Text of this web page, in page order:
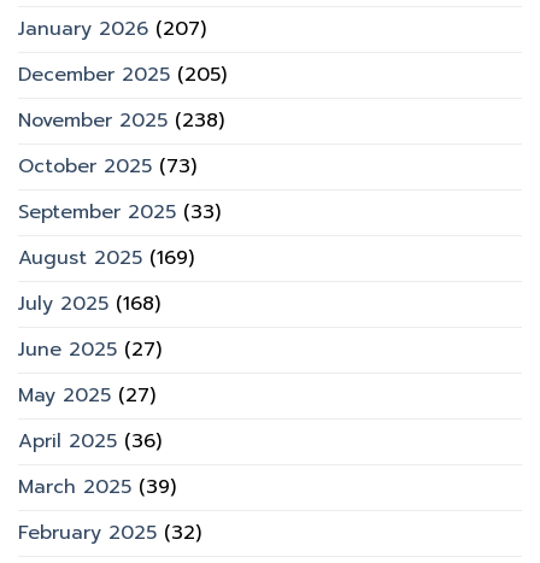
January 2026 (207)
December 2025 (205)
November 2025 (238)
October 2025 (73)
September 2025 (33)
August 2025 (169)
July 2025 (168)
June 2025 (27)
May 2025 (27)
April 2025 (36)
March 2025 (39)
February 2025 (32)